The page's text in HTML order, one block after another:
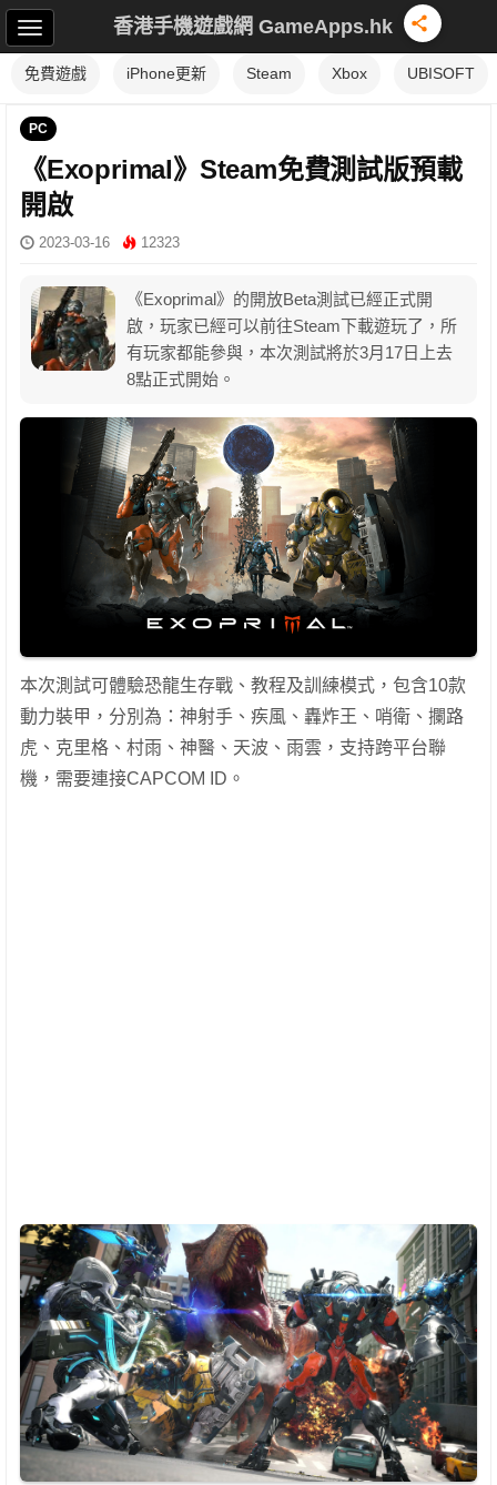
香港手機遊戲網 GameApps.hk
免費遊戲 iPhone更新 Steam Xbox UBISOFT
PC
《Exoprimal》Steam免費測試版預載
開啟
2023-03-16 12323
《Exoprimal》的開放Beta測試已經正式開
啟，玩家已經可以前往Steam下載遊玩了，所
有玩家都能參與，本次測試將於3月17日上去
8點正式開始。
本次測試可體驗恐龍生存戰、教程及訓練模式，包含10款
動力裝甲，分別為：神射手、疾風、轟炸王、哨衛、攔路
虎、克里格、村雨、神醫、天波、雨雲，支持跨平台聯
機，需要連接CAPCOM ID。